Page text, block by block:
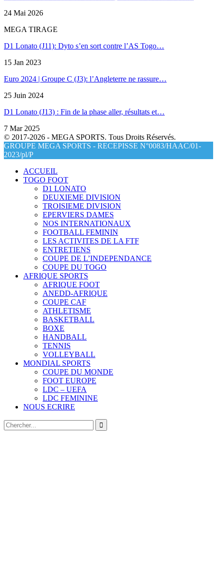
24 Mai 2026
MEGA TIRAGE
D1 Lonato (J11): Dyto s’en sort contre l’AS Togo…
15 Jan 2023
Euro 2024 | Groupe C (J3): l’Angleterre ne rassure…
25 Juin 2024
D1 Lonato (J13) : Fin de la phase aller, résultats et…
7 Mar 2025
© 2017-2026 - MEGA SPORTS. Tous Droits Réservés.
GROUPE MEGA SPORTS - RECEPISSE N°0083/HAAC/01-
2023/pl/P
ACCUEIL
TOGO FOOT
D1 LONATO
DEUXIEME DIVISION
TROISIEME DIVISION
EPERVIERS DAMES
NOS INTERNATIONAUX
FOOTBALL FEMININ
LES ACTIVITES DE LA FTF
ENTRETIENS
COUPE DE L’INDEPENDANCE
COUPE DU TOGO
AFRIQUE SPORTS
AFRIQUE FOOT
ANEDD-AFRIQUE
COUPE CAF
ATHLETISME
BASKETBALL
BOXE
HANDBALL
TENNIS
VOLLEYBALL
MONDIAL SPORTS
COUPE DU MONDE
FOOT EUROPE
LDC – UEFA
LDC FEMININE
NOUS ECRIRE